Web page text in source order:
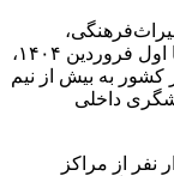
تا اول فروردین ۱۴۰۴،
کشور به بیش از نیم
داخلی
۱۴۰۳، جمعیتی بالغ بر ۸۳ هزار نفر از مراکز